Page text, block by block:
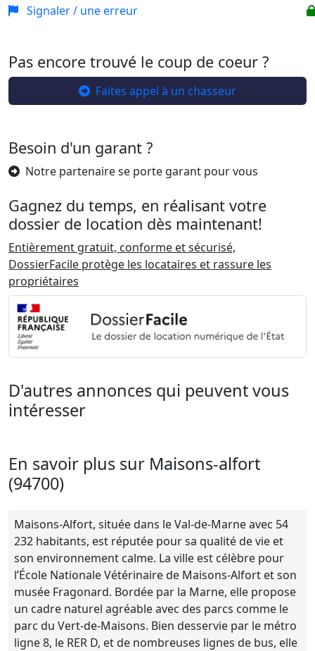
Signaler / une erreur
Pas encore trouvé le coup de coeur ?
Faites appel à un chasseur
Besoin d'un garant ?
Notre partenaire se porte garant pour vous
Gagnez du temps, en réalisant votre
dossier de location dès maintenant!
Entièrement gratuit, conforme et sécurisé,
DossierFacile protège les locataires et rassure les
propriétaires
D'autres annonces qui peuvent vous
intéresser
En savoir plus sur Maisons-alfort
(94700)
Maisons-Alfort, située dans le Val-de-Marne avec 54
232 habitants, est réputée pour sa qualité de vie et
son environnement calme. La ville est célèbre pour
l’École Nationale Vétérinaire de Maisons-Alfort et son
musée Fragonard. Bordée par la Marne, elle propose
un cadre naturel agréable avec des parcs comme le
parc du Vert-de-Maisons. Bien desservie par le métro
ligne 8, le RER D, et de nombreuses lignes de bus, elle